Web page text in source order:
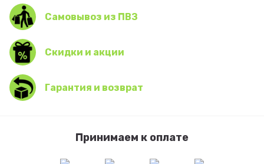
Самовывоз из ПВЗ
Скидки и акции
Гарантия и возврат
Принимаем к оплате